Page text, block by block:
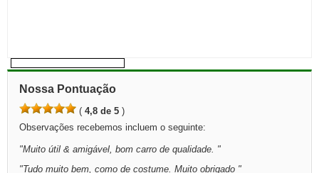
Nossa Pontuação
( 4,8 de 5 )
Observações recebemos incluem o seguinte:
"Muito útil & amigável, bom carro de qualidade. "
"Tudo muito bem, como de costume. Muito obrigado "